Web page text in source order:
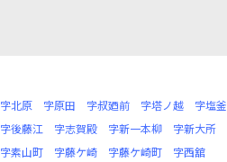
字北原 字原田 字叔廼前 字塔ノ越
字塩釜
字後藤江 字志賀殿 字新一本柳
字新大所
字素山町 字藤ケ崎 字藤ケ崎町
字西舘